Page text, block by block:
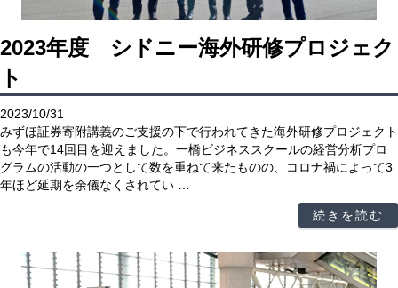
2023年度 シドニー海外研修プロジェク
ト
2023/10/31
みずほ証券寄附講義のご支援の下で行われてきた海外研修プロジェクト
も今年で14回目を迎えました。一橋ビジネススクールの経営分析プロ
グラムの活動の一つとして数を重ねて来たものの、コロナ禍によって3
年ほど延期を余儀なくされてい …
続きを読む